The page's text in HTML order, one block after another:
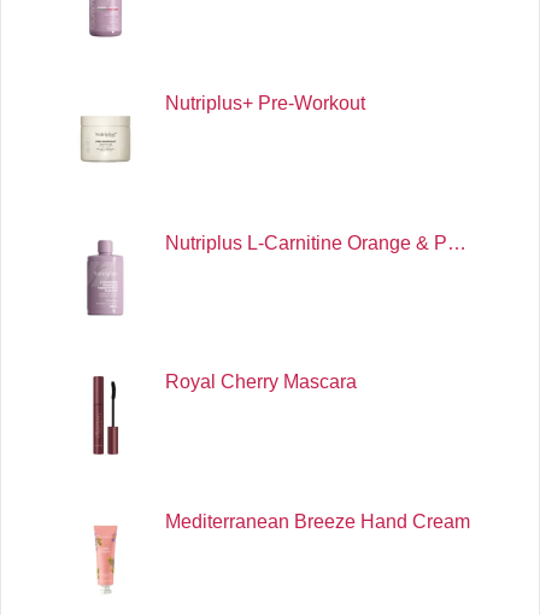
Nutriplus+ Pre-Workout
Nutriplus L-Carnitine Orange & P…
Royal Cherry Mascara
Mediterranean Breeze Hand Cream